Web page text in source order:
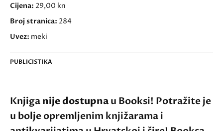
Cijena: 29,00 kn
Broj stranica: 284
Uvez: meki
PUBLICISTIKA
Knjiganije dostupnau Booksi! Potražite je
u bolje opremljenim knjižarama i